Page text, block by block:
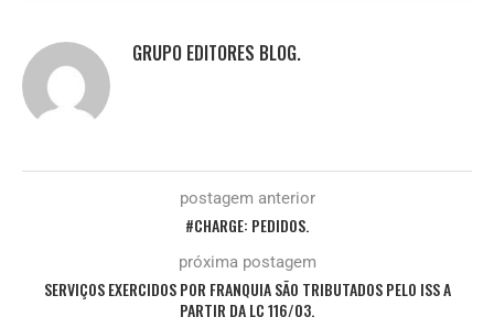
GRUPO EDITORES BLOG.
postagem anterior
#CHARGE: PEDIDOS.
próxima postagem
SERVIÇOS EXERCIDOS POR FRANQUIA SÃO TRIBUTADOS PELO ISS A
PARTIR DA LC 116/03.